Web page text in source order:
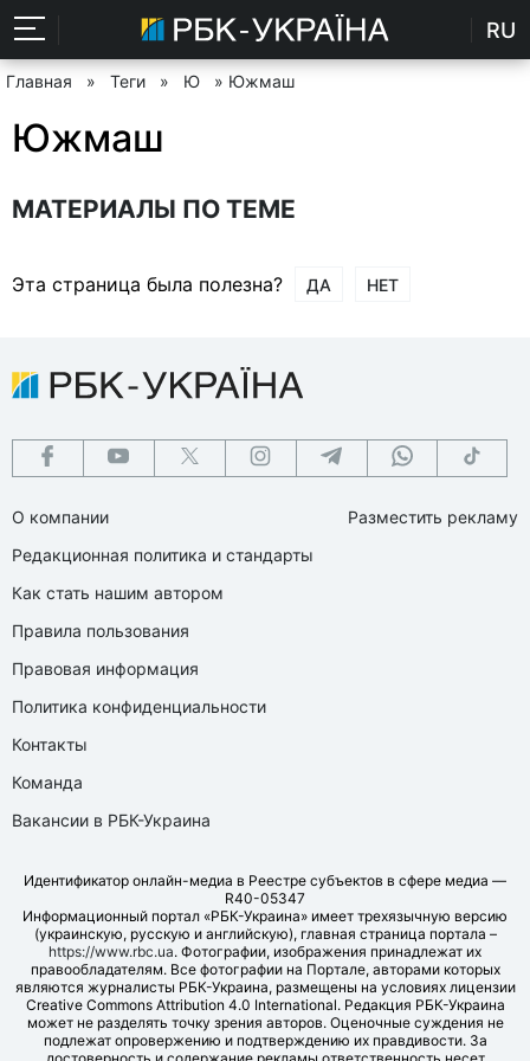
RU
Главная » Теги » Ю » Южмаш
Южмаш
МАТЕРИАЛЫ ПО ТЕМЕ
Эта страница была полезна? ДА НЕТ
О компании
Редакционная политика и стандарты
Как стать нашим автором
Правила пользования
Правовая информация
Политика конфиденциальности
Контакты
Команда
Вакансии в РБК-Украина
Разместить рекламу
Идентификатор онлайн-медиа в Реестре субъектов в сфере медиа —
R40-05347
Информационный портал «РБК-Украина» имеет трехязычную версию
(украинскую, русскую и английскую), главная страница портала –
https://www.rbc.ua. Фотографии, изображения принадлежат их
правообладателям. Все фотографии на Портале, авторами которых
являются журналисты РБК-Украина, размещены на условиях лицензии
Creative Commons Attribution 4.0 International. Редакция РБК-Украина
может не разделять точку зрения авторов. Оценочные суждения не
подлежат опровержению и подтверждению их правдивости. За